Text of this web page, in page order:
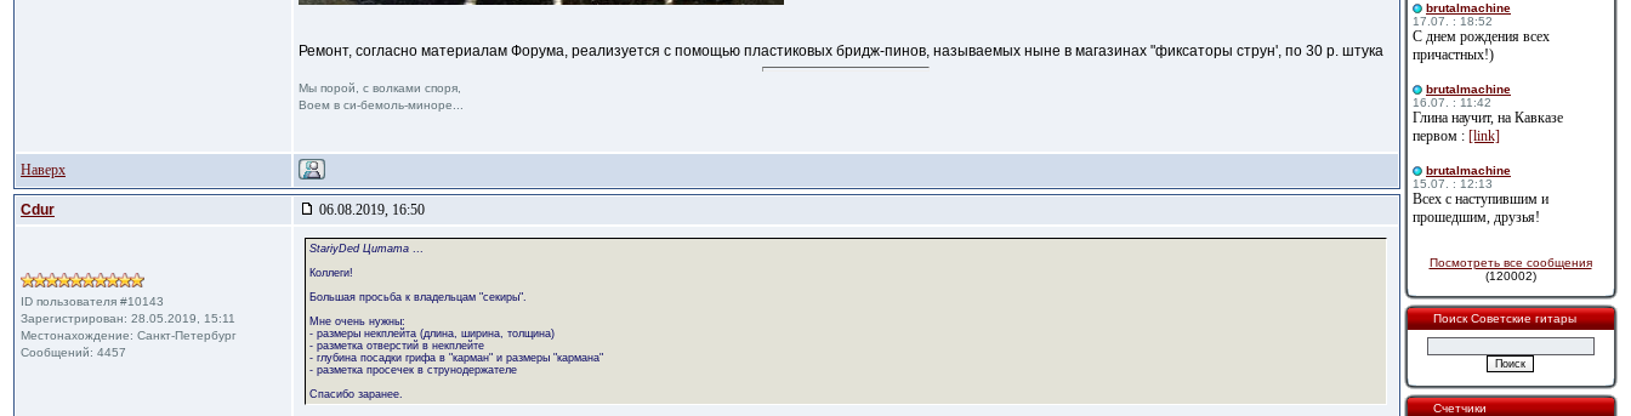
Ремонт, согласно материалам Форума, реализуется с помощью пластиковых бридж-пинов, называемых ныне в магазинах "фиксаторы струн', по 30 р. штука
Мы порой, с волками споря,
Воем в си-бемоль-миноре...
Наверх
Cdur 06.08.2019, 16:50
ID пользователя #10143
Зарегистрирован: 28.05.2019, 15:11
Местонахождение: Санкт-Петербург
Сообщений: 4457
StariyDed Цитата ...
Коллеги!
Большая просьба к владельцам "секиры".
Мне очень нужны:
- размеры некплейта (длина, ширина, толщина)
- разметка отверстий в некплейте
- глубина посадки грифа в "карман" и размеры "кармана"
- разметка просечек в струнодержателе
Спасибо заранее.
brutalmachine
17.07. : 18:52
С днем рождения всех
причастных!)
brutalmachine
16.07. : 11:42
Глина научит, на Кавказе
первом : [link]
brutalmachine
15.07. : 12:13
Всех с наступившим и
прошедшим, друзья!
Посмотреть все сообщения
(120002)
Поиск Советские гитары
Счетчики